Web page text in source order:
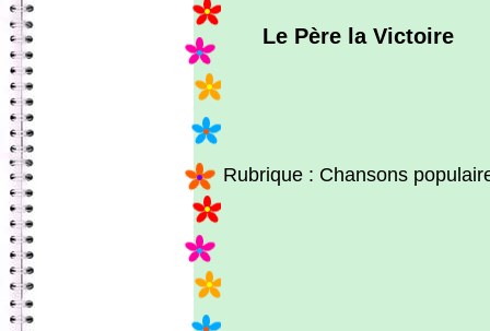
Le Père la Victoire
Rubrique : Chansons